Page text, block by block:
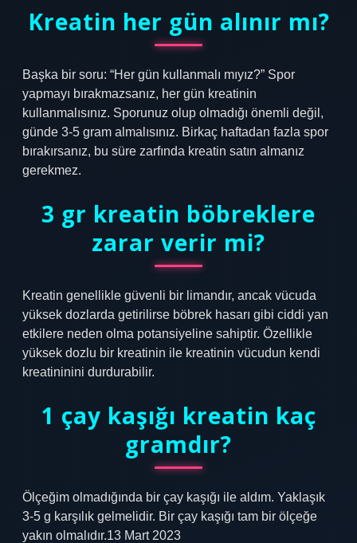
Kreatin her gün alınır mı?
Başka bir soru: “Her gün kullanmalı mıyız?” Spor
yapmayı bırakmazsanız, her gün kreatinin
kullanmalısınız. Sporunuz olup olmadığı önemli değil,
günde 3-5 gram almalısınız. Birkaç haftadan fazla spor
bırakırsanız, bu süre zarfında kreatin satın almanız
gerekmez.
3 gr kreatin böbreklere
zarar verir mi?
Kreatin genellikle güvenli bir limandır, ancak vücuda
yüksek dozlarda getirilirse böbrek hasarı gibi ciddi yan
etkilere neden olma potansiyeline sahiptir. Özellikle
yüksek dozlu bir kreatinin ile kreatinin vücudun kendi
kreatininini durdurabilir.
1 çay kaşığı kreatin kaç
gramdır?
Ölçeğim olmadığında bir çay kaşığı ile aldım. Yaklaşık
3-5 g karşılık gelmelidir. Bir çay kaşığı tam bir ölçeğe
yakın olmalıdır.13 Mart 2023